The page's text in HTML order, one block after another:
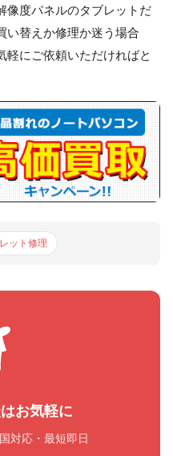
像度パネルのタブレットだ
い替えか修理か迷う場合
軽にご依頼いただければと
ット修理
お気軽に
対応・最短即日